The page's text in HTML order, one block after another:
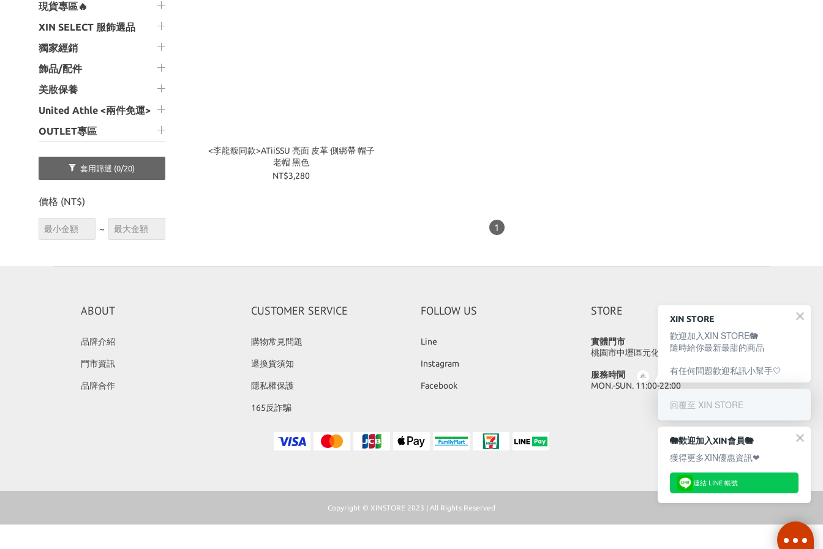
現貨專區🔥
XIN SELECT 服飾選品
獨家經銷
飾品/配件
美妝保養
United Athle <兩件免運>
OUTLET專區
套用篩選 (0/20)
價格 (NT$)
~
<李龍馥同款>ATiiSSU 亮面 皮革 側綁帶 帽子
老帽 黑色
NT$3,280
1
ABOUT
品牌介紹
門市資訊
品牌合作
CUSTOMER SERVICE
購物常見問題
退換貨須知
隱私權保護
165反詐騙
FOLLOW US
Line
Instagram
Facebook
STORE
實體門市
桃園市中壢區元化路23號
服務時間
MON.-SUN. 11:00-22:00
Copyright © XINSTORE 2023 | All Rights Reserved
XIN STORE
歡迎加入XIN STORE🐘
隨時給你最新最甜的商品
有任何問題歡迎私訊小幫手🤍
回覆至 XIN STORE
🐘歡迎加入XIN會員🐘
獲得更多XIN優惠資訊❤
連結 LINE 帳號